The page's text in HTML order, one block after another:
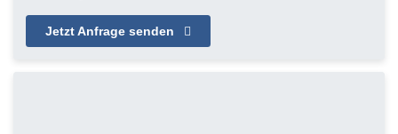
Jetzt Anfrage senden